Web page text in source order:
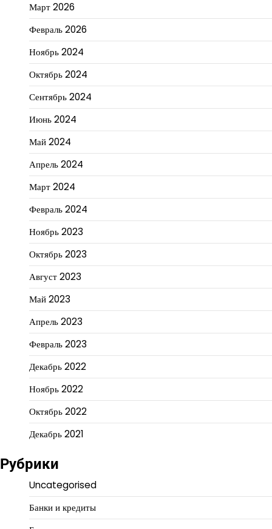
Март 2026
Февраль 2026
Ноябрь 2024
Октябрь 2024
Сентябрь 2024
Июнь 2024
Май 2024
Апрель 2024
Март 2024
Февраль 2024
Ноябрь 2023
Октябрь 2023
Август 2023
Май 2023
Апрель 2023
Февраль 2023
Декабрь 2022
Ноябрь 2022
Октябрь 2022
Декабрь 2021
Рубрики
Uncategorised
Банки и кредиты